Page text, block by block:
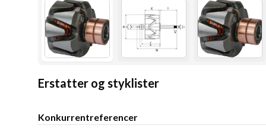
Erstatter og styklister
Konkurrentreferencer